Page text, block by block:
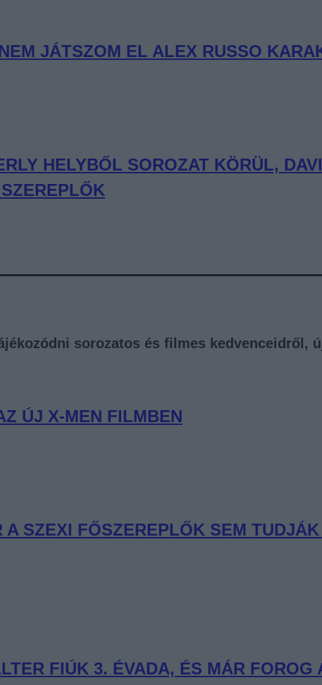
JÁTSZOM EL ALEX RUSSO
HELYBŐL SOROZAT KÖRÜL,
sorozatos és filmes kedvenceidről,
ÚJ X-MEN FILMBEN
SZEXI FŐSZEREPLŐK SEM
FIÚK 3. ÉVADA, ÉS MÁR FOROG